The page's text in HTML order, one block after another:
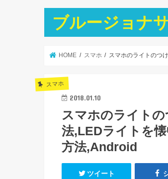
ブルージョナ
HOME スマホ スマホのライトのつ
スマホ
2018.01.10
スマホのライト
法,LEDライトを
方法,Android
ツイート